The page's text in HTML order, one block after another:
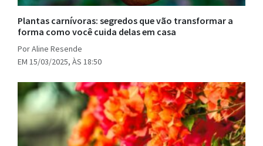
Plantas carnívoras: segredos que vão transformar a
forma como você cuida delas em casa
Por Aline Resende
EM 15/03/2025, ÀS 18:50